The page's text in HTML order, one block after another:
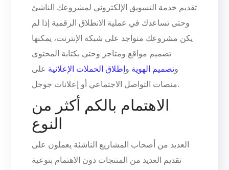
تقديم خدمة التسويق الإلكتروني لمشروعك الناشئ
وحتى تساعدك في عملية الانطلاق الرقمية إذا لم
يكن مشروعك متواجد على شبكة الإنترنت، يمكنها
تصميم مواقع ومتاجر وحتى بكتابة المحتوى
وتصميم الهوية و إطلاق الحملات الإعلانية على
منصات التواصل الاجتماعي أو إعلانات جوجل.
الاهتمام بالكم أكثر من
النوع
العديد من أصحاب المشاريع الناشئة يعملون على
تقديم العديد من المنتجات دون الاهتمام بنوعية